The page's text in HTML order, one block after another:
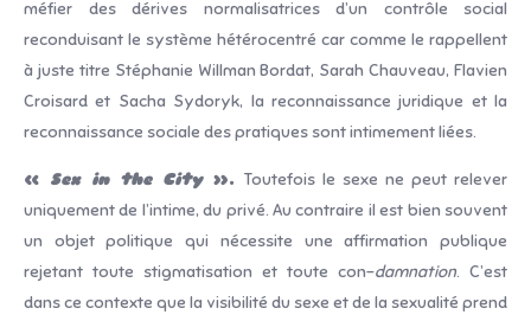
méfier des dérives normalisatrices d’un contrôle social
reconduisant le système hétérocentré car comme le rappellent
à juste titre Stéphanie Willman Bordat, Sarah Chauveau, Flavien
Croisard et Sacha Sydoryk, la reconnaissance juridique et la
reconnaissance sociale des pratiques sont intimement liées.
« Sex in the City».Toutefois le sexe ne peut relever
uniquement de l’intime, du privé. Au contraire il est bien souvent
un objet politique qui nécessite une affirmation publique
rejetant toute stigmatisation et toute con-damnation. C’est
dans ce contexte que la visibilité du sexe et de la sexualité prend